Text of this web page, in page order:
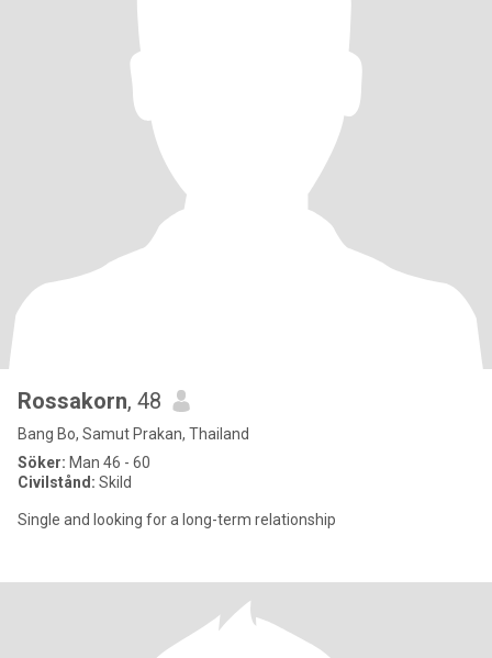
Rossakorn, 48
Bang Bo, Samut Prakan, Thailand
Söker: Man 46 - 60
Civilstånd: Skild
Single and looking for a long-term relationship